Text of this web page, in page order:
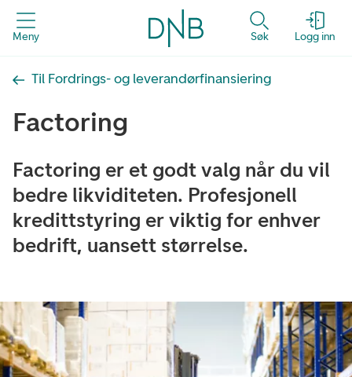
Meny Søk Logg inn
Til Fordrings- og leverandørfinansiering
Factoring
Factoring er et godt valg når du vil
bedre likviditeten. Profesjonell
kredittstyring er viktig for enhver
bedrift, uansett størrelse.